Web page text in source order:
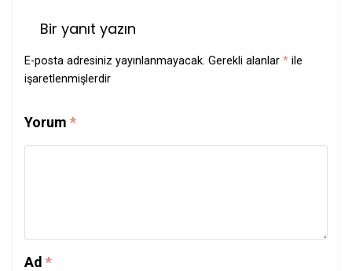
Bir yanıt yazın
E-posta adresiniz yayınlanmayacak. Gerekli alanlar * ile
işaretlenmişlerdir
Yorum *
Ad *